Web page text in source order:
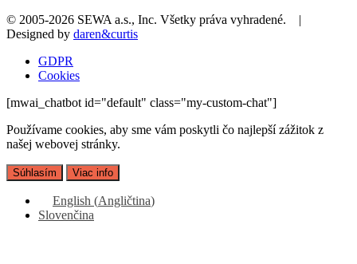
© 2005-2026 SEWA a.s., Inc. Všetky práva vyhradené. |
Designed by daren&curtis
GDPR
Cookies
[mwai_chatbot id="default" class="my-custom-chat"]
Používame cookies, aby sme vám poskytli čo najlepší zážitok z
našej webovej stránky.
Súhlasím Viac info
English (Angličtina)
Slovenčina